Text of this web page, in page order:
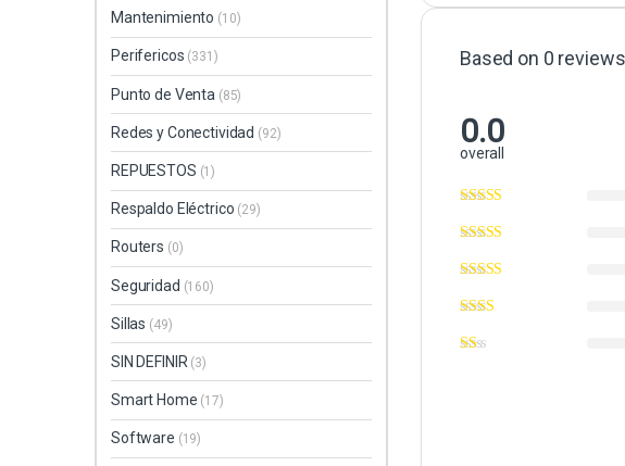
Based on 0 reviews
0.0
overall
Mantenimiento (10)
Perifericos (331)
Punto de Venta (85)
Redes y Conectividad (92)
REPUESTOS (1)
Respaldo Eléctrico (29)
Routers (0)
Seguridad (160)
Sillas (49)
SIN DEFINIR (3)
Smart Home (17)
Software (19)